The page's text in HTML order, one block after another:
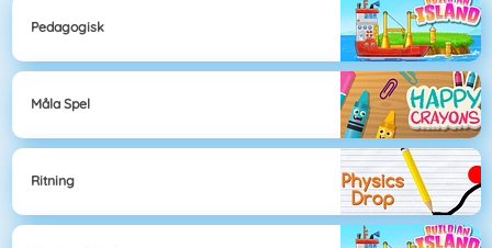
Pedagogisk
Måla Spel
Ritning